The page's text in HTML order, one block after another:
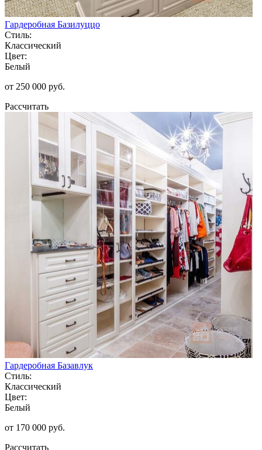
Гардеробная Базилуццо
Стиль:
Классический
Цвет:
Белый
от 250 000 руб.
Рассчитать
Гардеробная Базавлук
Стиль:
Классический
Цвет:
Белый
от 170 000 руб.
Рассчитать